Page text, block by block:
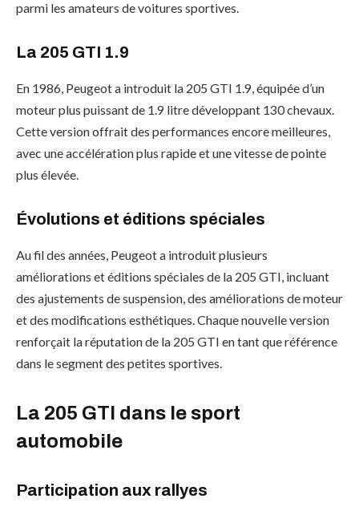
parmi les amateurs de voitures sportives.
La 205 GTI 1.9
En 1986, Peugeot a introduit la 205 GTI 1.9, équipée d’un
moteur plus puissant de 1.9 litre développant 130 chevaux.
Cette version offrait des performances encore meilleures,
avec une accélération plus rapide et une vitesse de pointe
plus élevée.
Évolutions et éditions spéciales
Au fil des années, Peugeot a introduit plusieurs
améliorations et éditions spéciales de la 205 GTI, incluant
des ajustements de suspension, des améliorations de moteur
et des modifications esthétiques. Chaque nouvelle version
renforçait la réputation de la 205 GTI en tant que référence
dans le segment des petites sportives.
La 205 GTI dans le sport
automobile
Participation aux rallyes